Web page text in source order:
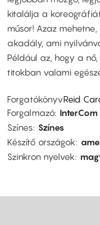
kitalálja a
műsor! Azaz
akadály, ami
Például az, hogy a
titokban valami
ForgatókönyvReid
Forgalmazó InterCom
Színes Színes
Készítő országok
Szinkron nyelvek